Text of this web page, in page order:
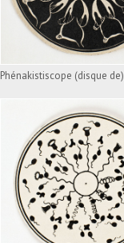
Phénakistiscope (disque de)
PHÉNAKISTISCOPE
(DISQUE DE)